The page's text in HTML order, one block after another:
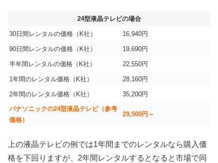
24型液晶テレビの場合
30日間レンタルの価格（K社） 16,940円
90日間レンタルの価格（K社） 19,690円
半年間レンタルの価格（K社） 22,550円
1年間のレンタル価格（K社） 28,160円
2年間のレンタル価格（K社）
35,200円
パナソニックの24型液晶テレビ（参考
価格）
29,500円～
上の液晶テレビの例では1年間までのレンタルなら購入価
格を下回りますが、2年間レンタルするとなると市場で同